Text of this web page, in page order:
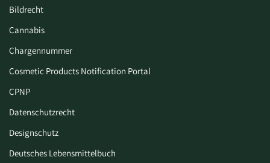
Bildrecht
Cannabis
Chargennummer
Cosmetic Products Notification Portal
CPNP
Datenschutzrecht
Designschutz
Deutsches Lebensmittelbuch